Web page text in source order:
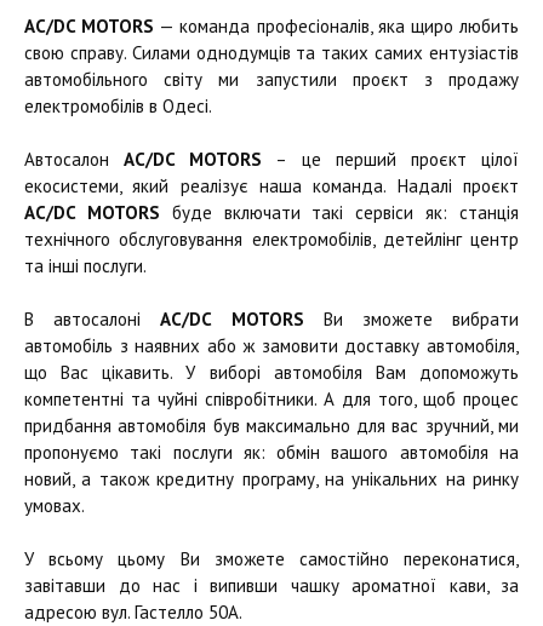
AC/DC MOTORS — команда професіоналів, яка щиро любить
свою справу. Силами однодумців та таких самих ентузіастів
автомобільного світу ми запустили проєкт з продажу
електромобілів в Одесі.
АвтосалонAC/DC MOTORS – це перший проєкт цілої
екосистеми, який реалізує наша команда. Надалі проєкт
AC/DC MOTORS буде включати такі сервіси як: станція
технічного обслуговування електромобілів, детейлінг центр
та інші послуги.
В автосалоніAC/DC MOTORS Ви зможете вибрати
автомобіль з наявних або ж замовити доставку автомобіля,
що Вас цікавить. У виборі автомобіля Вам допоможуть
компетентні та чуйні співробітники. А для того, щоб процес
придбання автомобіля був максимально для вас зручний, ми
пропонуємо такі послуги як: обмін вашого автомобіля на
новий, а також кредитну програму, на унікальних на ринку
умовах.
У всьому цьому Ви зможете самостійно переконатися,
завітавши до нас і випивши чашку ароматної кави, за
адресою вул. Гастелло 50А.